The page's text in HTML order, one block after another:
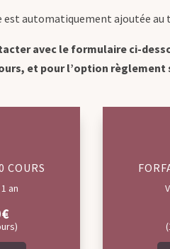
est automatiquement ajoutée
avec le formulaire ci-
et pour l’option règlement
COURS
an